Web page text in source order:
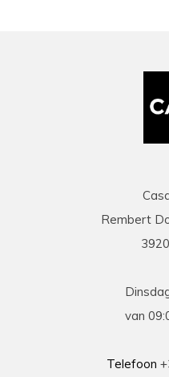
Rembert
van
Telefoon